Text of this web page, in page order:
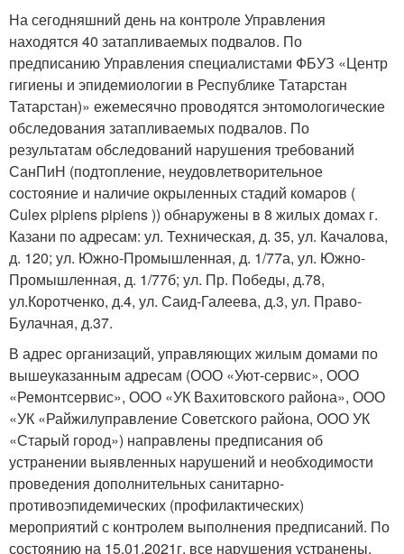
На сегодняшний день на контроле Управления
находятся 40 затапливаемых подвалов. По
предписанию Управления специалистами ФБУЗ «Центр
гигиены и эпидемиологии в Республике Татарстан
Татарстан)» ежемесячно проводятся энтомологические
обследования затапливаемых подвалов. По
результатам обследований нарушения требований
СанПиН (подтопление, неудовлетворительное
состояние и наличие окрыленных стадий комаров (
Culex pipiens pipiens )) обнаружены в 8 жилых домах г.
Казани по адресам: ул. Техническая, д. 35, ул. Качалова,
д. 120; ул. Южно-Промышленная, д. 1/77а, ул. Южно-
Промышленная, д. 1/77б; ул. Пр. Победы, д.78,
ул.Коротченко, д.4, ул. Саид-Галеева, д.3, ул. Право-
Булачная, д.37.
В адрес организаций, управляющих жилым домами по
вышеуказанным адресам (ООО «Уют-сервис», ООО
«Ремонтсервис», ООО «УК Вахитовского района», ООО
«УК «Райжилуправление Советского района, ООО УК
«Старый город») направлены предписания об
устранении выявленных нарушений и необходимости
проведения дополнительных санитарно-
противоэпидемических (профилактических)
мероприятий с контролем выполнения предписаний. По
состоянию на 15.01.2021г. все нарушения устранены.